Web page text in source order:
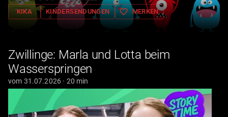
KIKA KINDERSENDUNGEN favorite_border MERKEN
Zwillinge: Marla und Lotta beim
Wasserspringen
vom 31.07.2026 · 20 min